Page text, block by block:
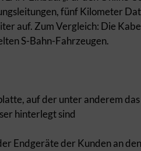
fünf Kilometer
auf. Zum Vergleich: Die
S-Bahn-Fahrzeugen.
auf der unter anderem das
hinterlegt sind
Endgeräte der Kunden an